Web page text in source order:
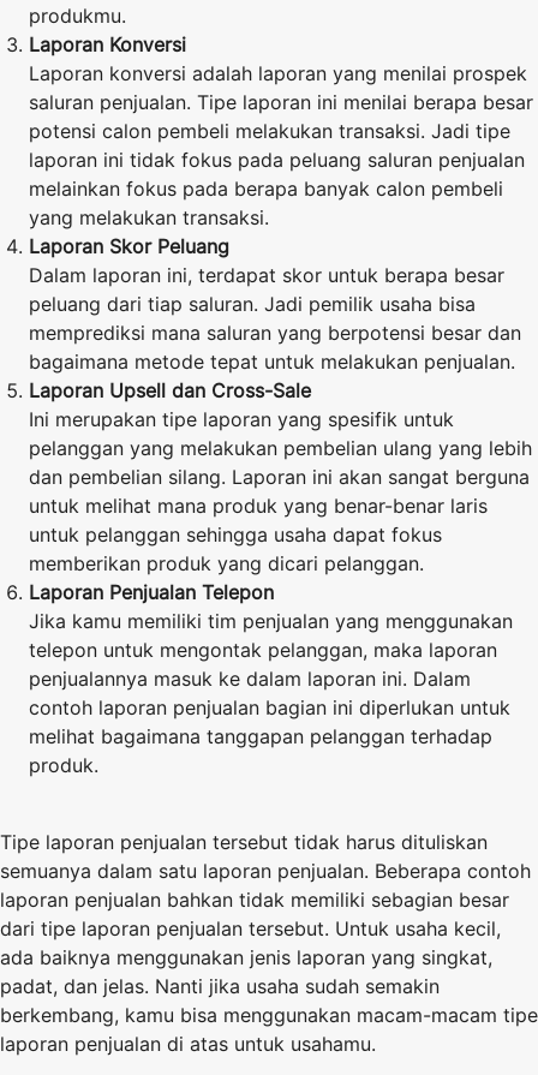
produkmu.
Laporan Konversi
Laporan konversi adalah laporan yang menilai prospek
saluran penjualan. Tipe laporan ini menilai berapa besar
potensi calon pembeli melakukan transaksi. Jadi tipe
laporan ini tidak fokus pada peluang saluran penjualan
melainkan fokus pada berapa banyak calon pembeli
yang melakukan transaksi.
Laporan Skor Peluang
Dalam laporan ini, terdapat skor untuk berapa besar
peluang dari tiap saluran. Jadi pemilik usaha bisa
memprediksi mana saluran yang berpotensi besar dan
bagaimana metode tepat untuk melakukan penjualan.
Laporan Upsell dan Cross-Sale
Ini merupakan tipe laporan yang spesifik untuk
pelanggan yang melakukan pembelian ulang yang lebih
dan pembelian silang. Laporan ini akan sangat berguna
untuk melihat mana produk yang benar-benar laris
untuk pelanggan sehingga usaha dapat fokus
memberikan produk yang dicari pelanggan.
Laporan Penjualan Telepon
Jika kamu memiliki tim penjualan yang menggunakan
telepon untuk mengontak pelanggan, maka laporan
penjualannya masuk ke dalam laporan ini. Dalam
contoh laporan penjualan bagian ini diperlukan untuk
melihat bagaimana tanggapan pelanggan terhadap
produk.
Tipe laporan penjualan tersebut tidak harus dituliskan
semuanya dalam satu laporan penjualan. Beberapa contoh
laporan penjualan bahkan tidak memiliki sebagian besar
dari tipe laporan penjualan tersebut. Untuk usaha kecil,
ada baiknya menggunakan jenis laporan yang singkat,
padat, dan jelas. Nanti jika usaha sudah semakin
berkembang, kamu bisa menggunakan macam-macam tipe
laporan penjualan di atas untuk usahamu.